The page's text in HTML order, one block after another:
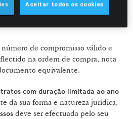
informático de apoio à execução
de compromisso válido e
na ordem de compra, nota
equivalente.
com duração limitada ao ano
da sua forma e natureza jurídica,
deve ser efectuada pelo seu
Aceitar todos os cookies